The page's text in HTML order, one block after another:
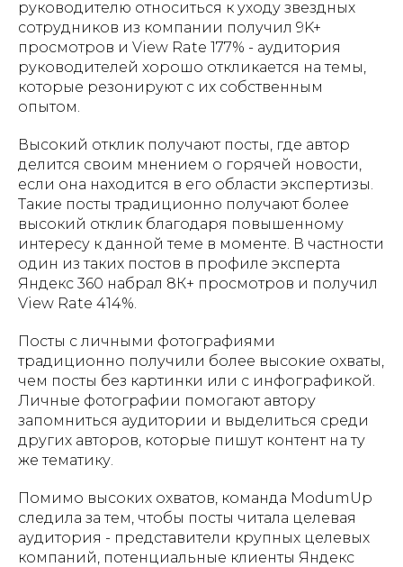
руководителю относиться к уходу звездных
сотрудников из компании получил 9K+
просмотров и View Rate 177% - аудитория
руководителей хорошо откликается на темы,
которые резонируют с их собственным
опытом.
Высокий отклик получают посты, где автор
делится своим мнением о горячей новости,
если она находится в его области экспертизы.
Такие посты традиционно получают более
высокий отклик благодаря повышенному
интересу к данной теме в моменте. В частности
один из таких постов в профиле эксперта
Яндекс 360 набрал 8К+ просмотров и получил
View Rate 414%.
Посты с личными фотографиями
традиционно получили более высокие охваты,
чем посты без картинки или с инфографикой.
Личные фотографии помогают автору
запомниться аудитории и выделиться среди
других авторов, которые пишут контент на ту
же тематику.
Помимо высоких охватов, команда ModumUp
следила за тем, чтобы посты читала целевая
аудитория - представители крупных целевых
компаний, потенциальные клиенты Яндекс